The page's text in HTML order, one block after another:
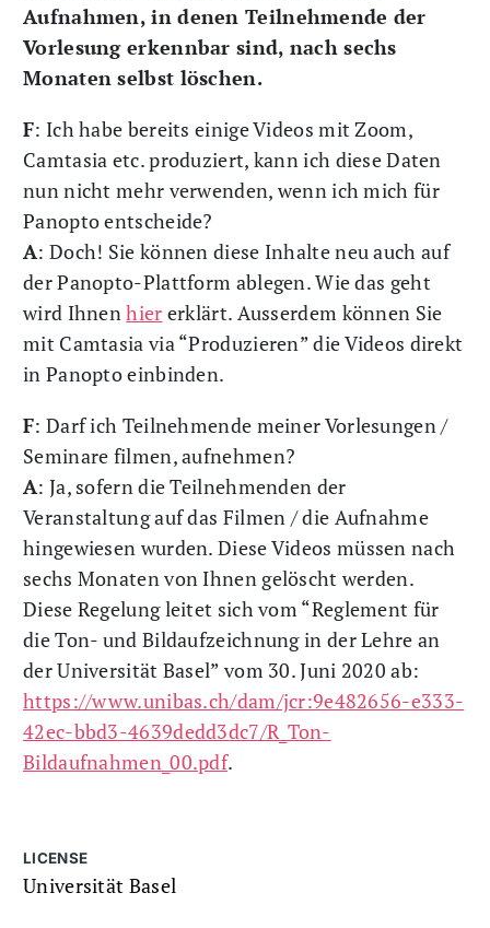
Aufnahmen, in denen Teilnehmende der
Vorlesung erkennbar sind, nach sechs
Monaten selbst löschen.
F: Ich habe bereits einige Videos mit Zoom,
Camtasia etc. produziert, kann ich diese Daten
nun nicht mehr verwenden, wenn ich mich für
Panopto entscheide?
A: Doch! Sie können diese Inhalte neu auch auf
der Panopto-Plattform ablegen. Wie das geht
wird Ihnenhier erklärt. Ausserdem können Sie
mit Camtasia via “Produzieren” die Videos direkt
in Panopto einbinden.
F: Darf ich Teilnehmende meiner Vorlesungen /
Seminare filmen, aufnehmen?
A: Ja, sofern die Teilnehmenden der
Veranstaltung auf das Filmen / die Aufnahme
hingewiesen wurden. Diese Videos müssen nach
sechs Monaten von Ihnen gelöscht werden.
Diese Regelung leitet sich vom “Reglement für
die Ton- und Bildaufzeichnung in der Lehre an
der Universität Basel” vom 30. Juni 2020 ab:
https://www.unibas.ch/dam/jcr:9e482656-e333-
42ec-bbd3-4639dedd3dc7/R_Ton-
Bildaufnahmen_00.pdf.
LICENSE
Universität Basel